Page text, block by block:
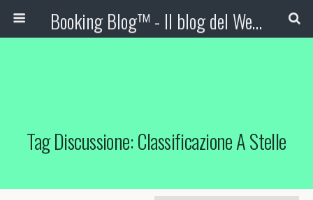
Booking Blog™ - Il blog del Web Marketing Turistico
Tag Discussione: Classificazione A Stelle